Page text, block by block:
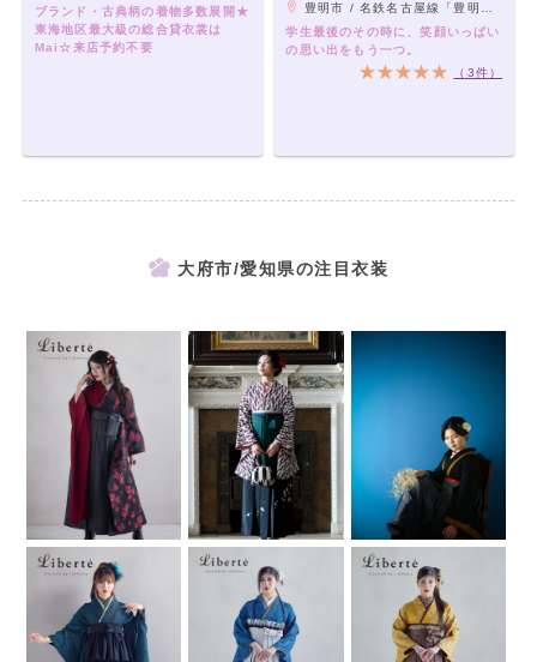
ブランド・古典柄の着物多数展開★
東海地区最大級の総合貸衣裳は
Mai☆来店予約不要
豊明市 / 名鉄名古屋線「豊明駅」よりバス「吉池郵便局」下車、徒歩2分
学生最後のその時に、笑顔いっぱい
の思い出をもう一つ。
（3件）
大府市/愛知県の注目衣装